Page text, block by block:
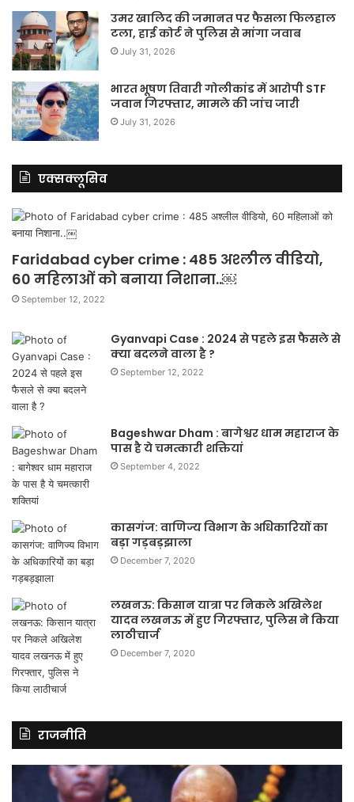
उमर खालिद की जमानत पर फैसला फिलहाल
टला, हाई कोर्ट ने पुलिस से मांगा जवाब
July 31, 2026
भारत भूषण तिवारी गोलीकांड में आरोपी STF
जवान गिरफ्तार, मामले की जांच जारी
July 31, 2026
एक्सक्लूसिव
Faridabad cyber crime : 485 अश्लील वीडियो,
60 महिलाओं को बनाया निशाना..￼
September 12, 2022
Gyanvapi Case : 2024 से पहले इस फैसले से
क्या बदलने वाला है ?
September 12, 2022
Bageshwar Dham : बागेश्वर धाम महाराज के
पास है ये चमत्कारी शक्तियां
September 4, 2022
कासगंज: वाणिज्य विभाग के अधिकारियों का
बड़ा गड़बड़झाला
December 7, 2020
लखनऊ: किसान यात्रा पर निकले अखिलेश
यादव लखनऊ में हुए गिरफ्तार, पुलिस ने किया
लाठीचार्ज
December 7, 2020
राजनीति